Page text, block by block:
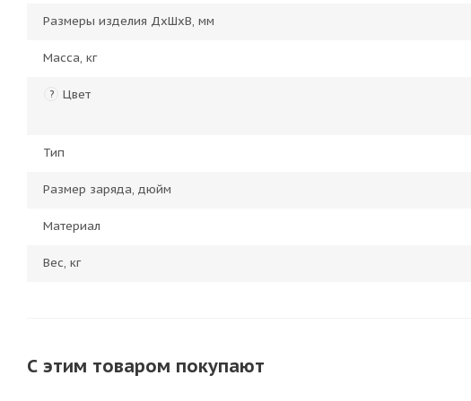
Размеры изделия ДхШхВ, мм
Масса, кг
? Цвет
Тип
Размер заряда, дюйм
Материал
Вес, кг
С этим товаром покупают